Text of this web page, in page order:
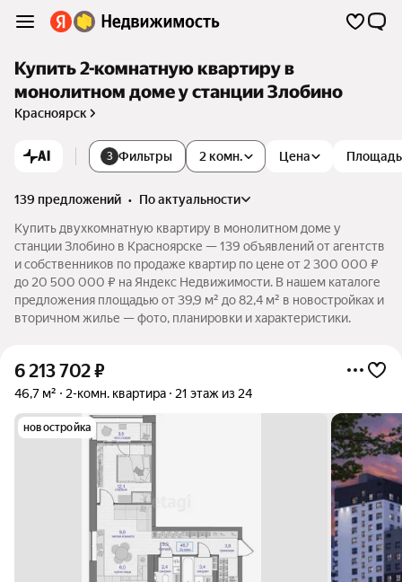
Купить 2-комнатную квартиру в
монолитном доме у станции Злобино
Красноярск
AI 3 Фильтры 2 комн. Цена Площадь
139 предложений •
по актуальности
Купить двухкомнатную квартиру в монолитном доме у
станции Злобино в Красноярске — 139 объявлений от агентств
и собственников по продаже квартир по цене от 2 300 000 ₽
до 20 500 000 ₽ на Яндекс Недвижимости. В нашем каталоге
предложения площадью от 39,9 м² до 82,4 м² в новостройках и
вторичном жилье — фото, планировки и характеристики.
6 213 702₽
46,7 м² 2-комн. квартира 21 этаж из 24
новостройка